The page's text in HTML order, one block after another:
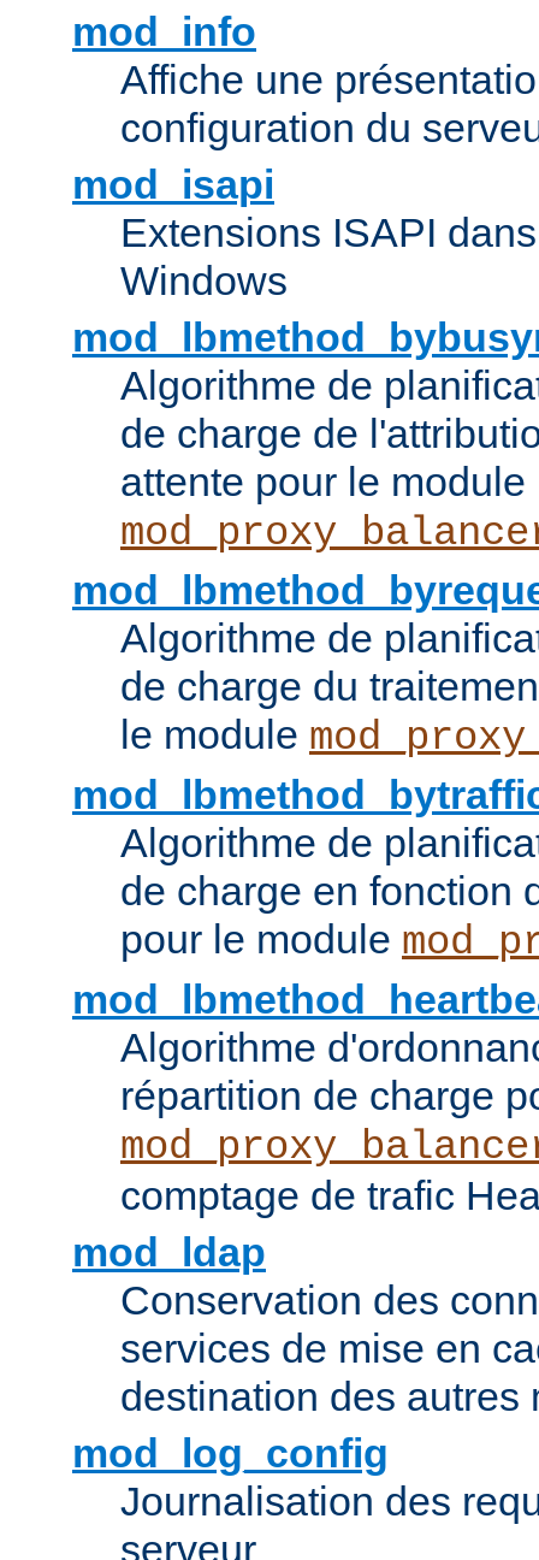
mod_info
Affiche une
configuration du
mod_isapi
Extensions ISAPI
Windows
Algorithme de
de charge de
attente pour le module
Algorithme de
de charge du
le module
Algorithme de
de charge en fonction
pour le module
Algorithme
répartition de charge
comptage de trafic
mod_ldap
Conservation des
services de mise en
destination des autres
mod_log_config
Journalisation des
serveur